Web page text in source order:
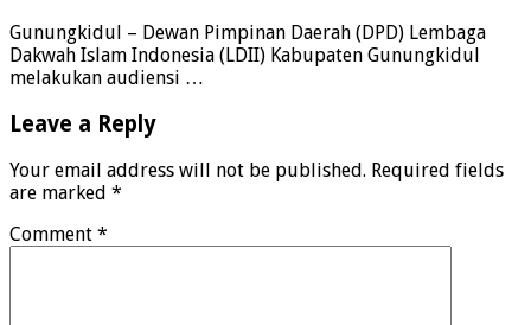
Gunungkidul – Dewan Pimpinan Daerah (DPD) Lembaga
Dakwah Islam Indonesia (LDII) Kabupaten Gunungkidul
melakukan audiensi …
Leave a Reply
Your email address will not be published. Required fields
are marked *
Comment *